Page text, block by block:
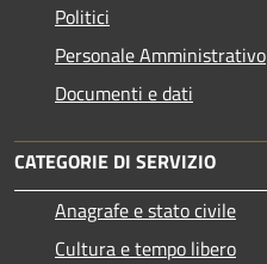
Politici
Personale Amministrativo
Documenti e dati
CATEGORIE DI SERVIZIO
Anagrafe e stato civile
Cultura e tempo libero